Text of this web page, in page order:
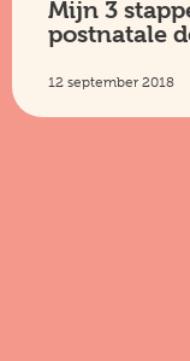
Mijn 3
postnatale
12 september 2018